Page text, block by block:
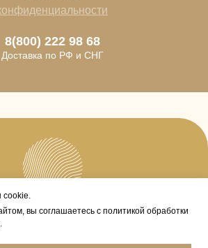
8(800) 222 98 68
Доставка по РФ и СНГ
cookie.
вы соглашаетесь с политикой обработки
использовать
вы соглашаетесь на
файлов cookie